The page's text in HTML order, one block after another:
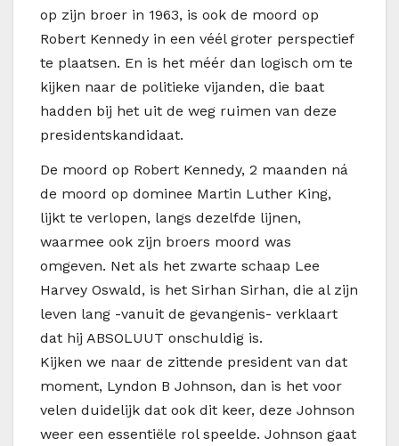
op zijn broer in 1963, is ook de moord op
Robert Kennedy in een véél groter perspectief
te plaatsen. En is het méér dan logisch om te
kijken naar de politieke vijanden, die baat
hadden bij het uit de weg ruimen van deze
presidentskandidaat.
De moord op Robert Kennedy, 2 maanden ná
de moord op dominee Martin Luther King,
lijkt te verlopen, langs dezelfde lijnen,
waarmee ook zijn broers moord was
omgeven. Net als het zwarte schaap Lee
Harvey Oswald, is het Sirhan Sirhan, die al zijn
leven lang -vanuit de gevangenis- verklaart
dat hij ABSOLUUT onschuldig is.
Kijken we naar de zittende president van dat
moment, Lyndon B Johnson, dan is het voor
velen duidelijk dat ook dit keer, deze Johnson
weer een essentiële rol speelde. Johnson gaat